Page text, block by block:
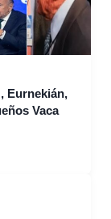
Eurnekián,
Vaca